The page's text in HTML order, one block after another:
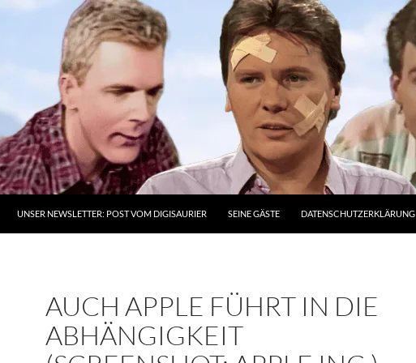
UNSER NEWSLETTER: POST VOM DIGISAURIER SEINE GÄSTE DATENSCHUTZERKLÄRUNG
AUCH APPLE FÜHRT IN DIE
ABHÄNGIGKEIT